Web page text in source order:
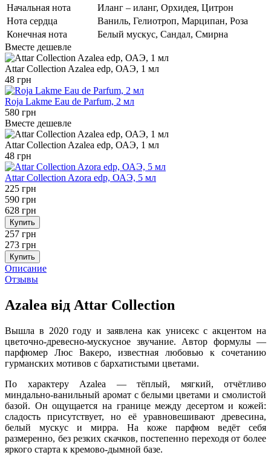
Начальная нота
Иланг – иланг, Орхидея, Цитрон
Нота сердца
Ваниль, Гелиотроп, Марципан, Роза
Конечная нота
Белый мускус, Сандал, Смирна
Вместе дешевле
Attar Collection Azalea edp, ОАЭ, 1 мл
48 грн
Roja Lakme Eau de Parfum, 2 мл
580 грн
Вместе дешевле
Attar Collection Azalea edp, ОАЭ, 1 мл
48 грн
Attar Collection Azora edp, ОАЭ, 5 мл
225 грн
590 грн
628 грн
Купить
257 грн
273 грн
Купить
Описание
Отзывы
Azalea від Attar Collection
Вышла в 2020 году и заявлена как унисекс с акцентом на
цветочно-древесно-мускусное звучание. Автор формулы —
парфюмер Люс Вакеро, известная любовью к сочетанию
гурманских мотивов с бархатистыми цветами.
По характеру Azalea — тёплый, мягкий, отчётливо
миндально-ванильный аромат с белыми цветами и смолистой
базой. Он ощущается на границе между десертом и кожей:
сладость присутствует, но её уравновешивают древесина,
белый мускус и мирра. На коже парфюм ведёт себя
размеренно, без резких скачков, постепенно переходя от более
яркого старта к кремово-дымной базе.